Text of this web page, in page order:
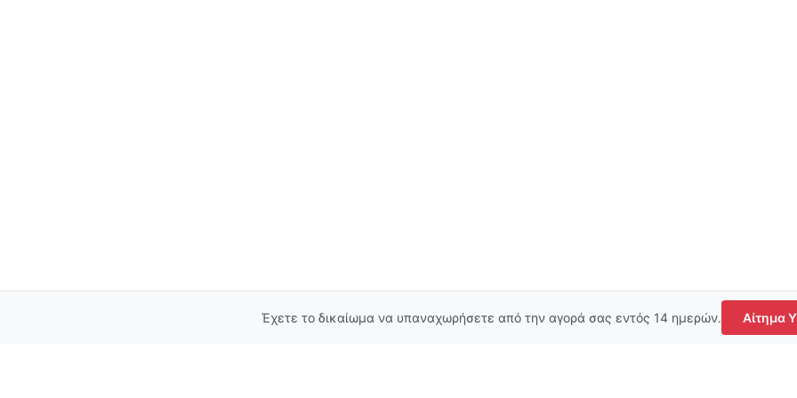
Έχετε το δικαίωμα να υπαναχωρήσετε από την αγορά σας εντός 14 ημερών. Αίτημα